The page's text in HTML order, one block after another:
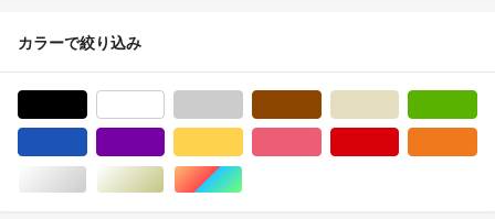
カラーで絞り込み
シルバー/銀色系ゴールド/金色系マルチカラー